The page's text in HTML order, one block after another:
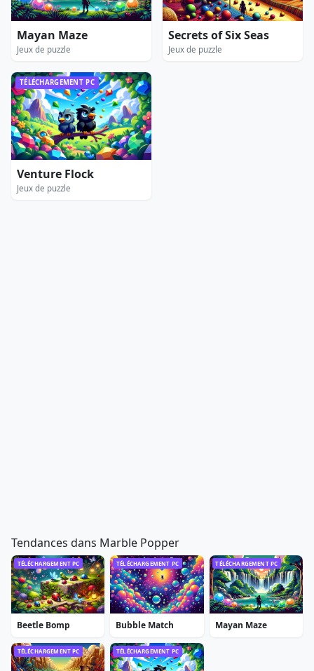
Mayan Maze
Jeux de puzzle
Secrets of Six Seas
Jeux de puzzle
TÉLÉCHARGEMENT PC
Venture Flock
Jeux de puzzle
Tendances dans Marble Popper
TÉLÉCHARGEMENT PC
Beetle Bomp
TÉLÉCHARGEMENT PC
Bubble Match
TÉLÉCHARGEMENT PC
Mayan Maze
TÉLÉCHARGEMENT PC TÉLÉCHARGEMENT PC